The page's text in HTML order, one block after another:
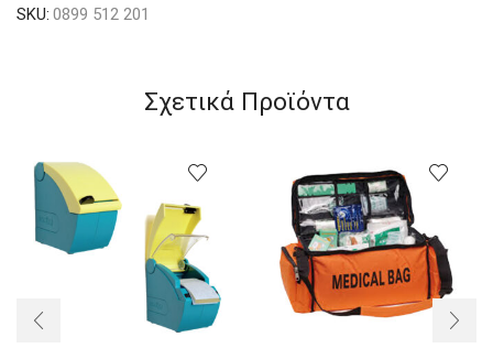
SKU: 0899 512 201
Σχετικά Προϊόντα